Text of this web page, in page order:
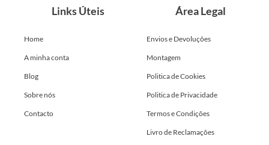
Links Úteis
Home
A minha conta
Blog
Sobre nós
Contacto
Área Legal
Envios e Devoluções
Montagem
Politica de Cookies
Politica de Privacidade
Termos e Condições
Livro de Reclamações